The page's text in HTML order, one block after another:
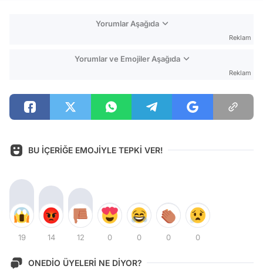
Yorumlar Aşağıda
Reklam
Yorumlar ve Emojiler Aşağıda
Reklam
BU İÇERİĞE EMOJİYLE TEPKİ VER!
19 14 12 0 0 0 0
ONEDİO ÜYELERİ NE DİYOR?